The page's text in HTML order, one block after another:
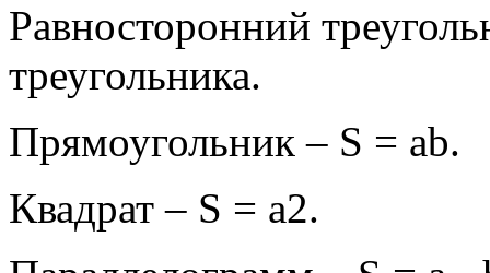
Равносторонний
треугольника.
Прямоугольник – S = аb.
Квадрат – S = a2.